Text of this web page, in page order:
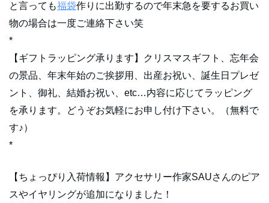
と言っても福袋作りに出勤するので年末急を要するお買い
物の場合は一度ご連絡下さい笑
*
【ギフトラッピング承ります】クリスマスギフト、忘年会
の景品、年末年始のご挨拶用、出産お祝い、誕生日プレゼ
ント、御礼、結婚お祝い、etc…内容に応じてラッピング
を承ります。どうぞお気軽にお申し付け下さい。（無料で
す♪）
*
【ちょっぴり入荷情報】アクセサリー作家SAUさんのピア
スやイヤリングが追加になりました！